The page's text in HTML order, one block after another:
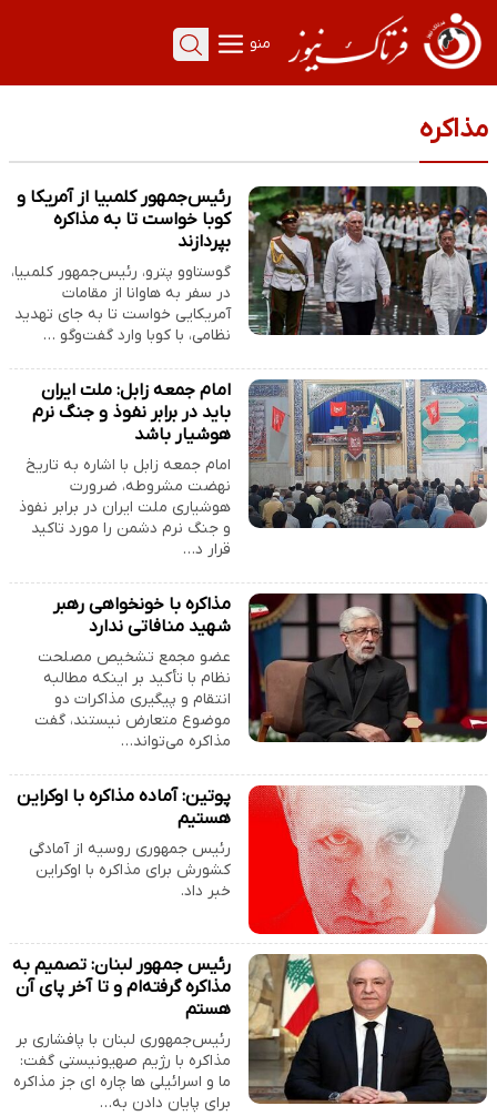
منو
مذاکره
رئیس‌جمهور کلمبیا از آمریکا و
کوبا خواست تا به مذاکره
بپردازند
گوستاوو پترو، رئیس‌جمهور کلمبیا،
در سفر به هاوانا از مقامات
آمریکایی خواست تا به جای تهدید
نظامی، با کوبا وارد گفت‌وگو …
امام جمعه زابل: ملت ایران
باید در برابر نفوذ و جنگ نرم
هوشیار باشد
امام جمعه زابل با اشاره به تاریخ
نهضت مشروطه، ضرورت
هوشیاری ملت ایران در برابر نفوذ
و جنگ نرم دشمن را مورد تاکید
قرار د…
مذاکره با خونخواهی رهبر
شهید منافاتی ندارد
عضو مجمع تشخیص مصلحت
نظام با تأکید بر اینکه مطالبه
انتقام و پیگیری مذاکرات دو
موضوع متعارض نیستند، گفت
مذاکره می‌تواند…
پوتین: آماده مذاکره با اوکراین
هستیم
رئیس جمهوری روسیه از آمادگی
کشورش برای مذاکره با اوکراین
خبر داد.
رئیس جمهور لبنان: تصمیم به
مذاکره گرفته‌ام و تا آخر پای آن
هستم
رئیس‌جمهوری لبنان با پافشاری بر
مذاکره با رژیم صهیونیستی گفت:
ما و اسرائیلی ها چاره ای جز مذاکره
برای پایان دادن به…